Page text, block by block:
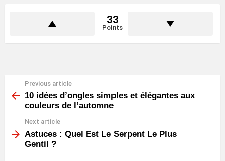
33
Points
more
Previous article
10 idées d’ongles simples et élégantes aux
couleurs de l’automne
Next article
Astuces : Quel Est Le Serpent Le Plus
Gentil ?